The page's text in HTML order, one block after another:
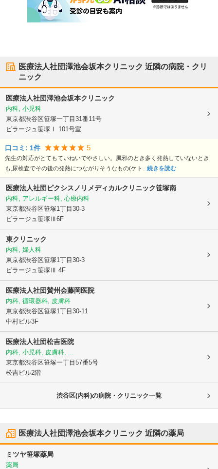
医療法人社団澤池会坂本クリニック 近隣の病院・クリ
ニック
医療法人社団澤池会坂本クリニック
内科, 小児科
東京都渋谷区笹塚一丁目31番11号
ビラージュ笹塚Ⅰ 101号室
口コミ: 1件 5
先生の対応がとてもていねいでやさしい。風邪のとき多く発熱していないとき
も,尿検査でその後の発熱につながりそうなもの(ケト... 続きを読む
医療法人社団ピクシス ノリメディカルクリニック笹塚南
内科, アレルギー科, 心療内科
東京都渋谷区笹塚1丁目30-3
ビラージュ笹塚Ⅲ6F
東クリニック
内科, 婦人科
東京都渋谷区笹塚1丁目30-3
ビラージュ笹塚Ⅲ 4F
医療法人社団賛州会藤岡医院
内科, 循環器科, 皮膚科
東京都渋谷区笹塚1丁目30-11
中村ビル3F
医療法人社団松吉医院
内科, 小児科, 皮膚科, ...
東京都渋谷区笹塚一丁目57番5号
松吉ビル2階
渋谷区(内科)の病院・クリニック一覧
医療法人社団澤池会坂本クリニック 近隣の薬局
ミツヤ笹塚薬局
薬局